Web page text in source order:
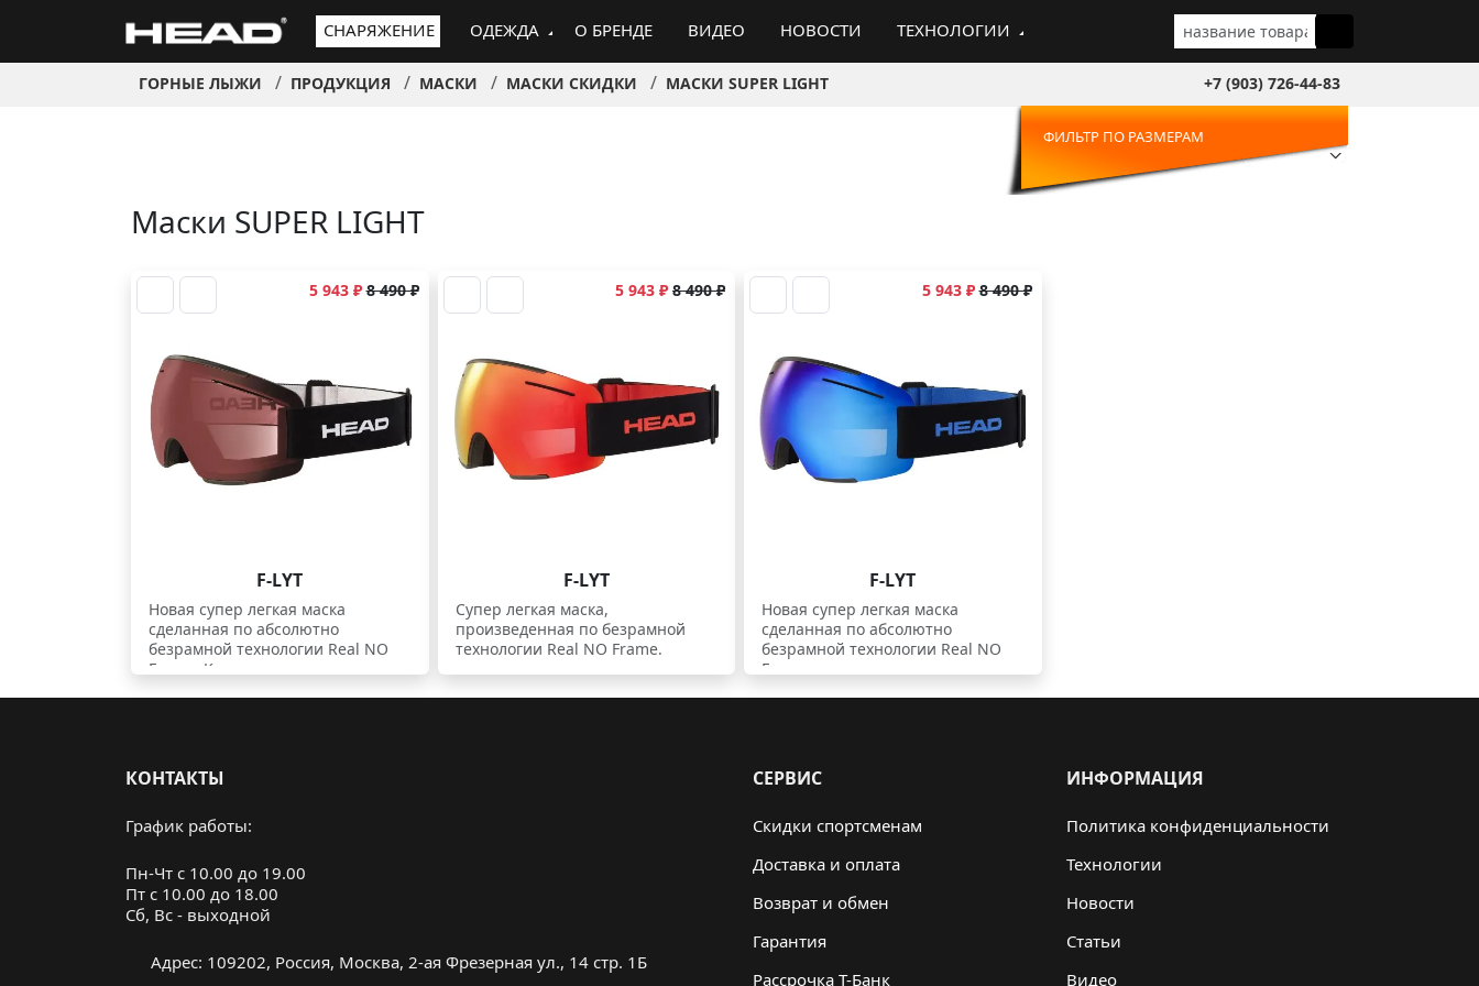
СНАРЯЖЕНИЕ ОДЕЖДА О БРЕНДЕ ВИДЕО НОВОСТИ ТЕХНОЛОГИИ
ГОРНЫЕ ЛЫЖИ ПРОДУКЦИЯ МАСКИ МАСКИ СКИДКИ МАСКИ SUPER LIGHT +7 (903) 726-44-83
ФИЛЬТР ПО РАЗМЕРАМ
Маски SUPER LIGHT
5 943 ₽8 490 ₽
F-LYT
Новая супер легкая маска
сделанная по абсолютно
безрамной технологии Real NO
Frame. Кромки маски сверху и
розовая линза категории S1 с
высокой светопропускной
даже для облачной погоды.
5 943 ₽ 8 490 ₽
F-LYT
Супер легкая маска,
произведенная по безрамной
технологии Real NO Frame.
5 943 ₽8 490 ₽
F-LYT
Новая супер легкая маска
сделанная по абсолютно
безрамной технологии Real NO
Frame
КОНТАКТЫ
График работы:
Пн-Чт с 10.00 до 19.00
Пт с 10.00 до 18.00
Cб, Вс - выходной
Адрес: 109202, Россия, Москва, 2-ая Фрезерная ул., 14 стр. 1Б
СЕРВИС
Скидки спортсменам
Доставка и оплата
Возврат и обмен
Гарантия
Рассрочка Т-Банк
ИНФОРМАЦИЯ
Политика конфиденциальности
Технологии
Новости
Статьи
Видео